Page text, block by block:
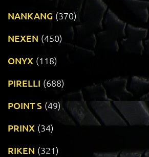
NANKANG (370)
NEXEN (450)
ONYX (118)
PIRELLI (688)
POINT S (49)
PRINX (34)
RIKEN (321)